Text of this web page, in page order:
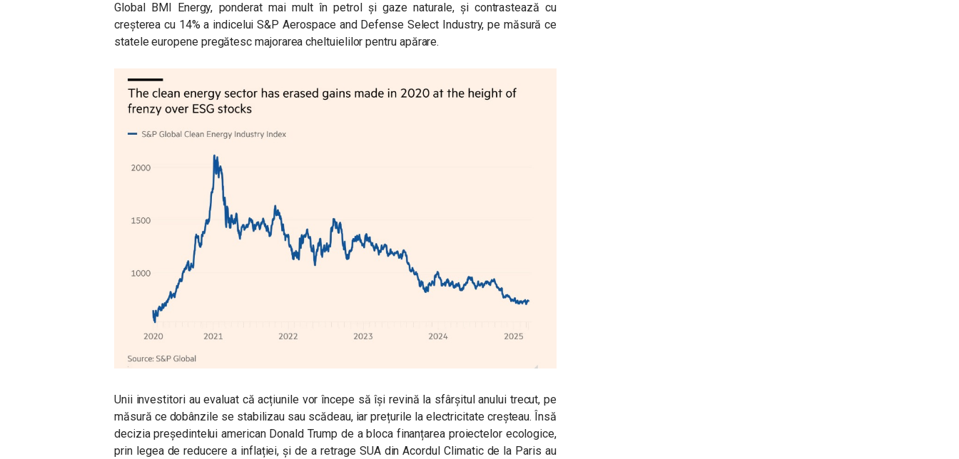
Global BMI Energy, ponderat mai mult în petrol și gaze naturale, și contrastează cu
creșterea cu 14% a indicelui S&P Aerospace and Defense Select Industry, pe măsură ce
statele europene pregătesc majorarea cheltuielilor pentru apărare.
Unii investitori au evaluat că acțiunile vor începe să își revină la sfârșitul anului trecut, pe
măsură ce dobânzile se stabilizau sau scădeau, iar prețurile la electricitate creșteau. Însă
decizia președintelui american Donald Trump de a bloca finanțarea proiectelor ecologice,
prin legea de reducere a inflației, și de a retrage SUA din Acordul Climatic de la Paris au